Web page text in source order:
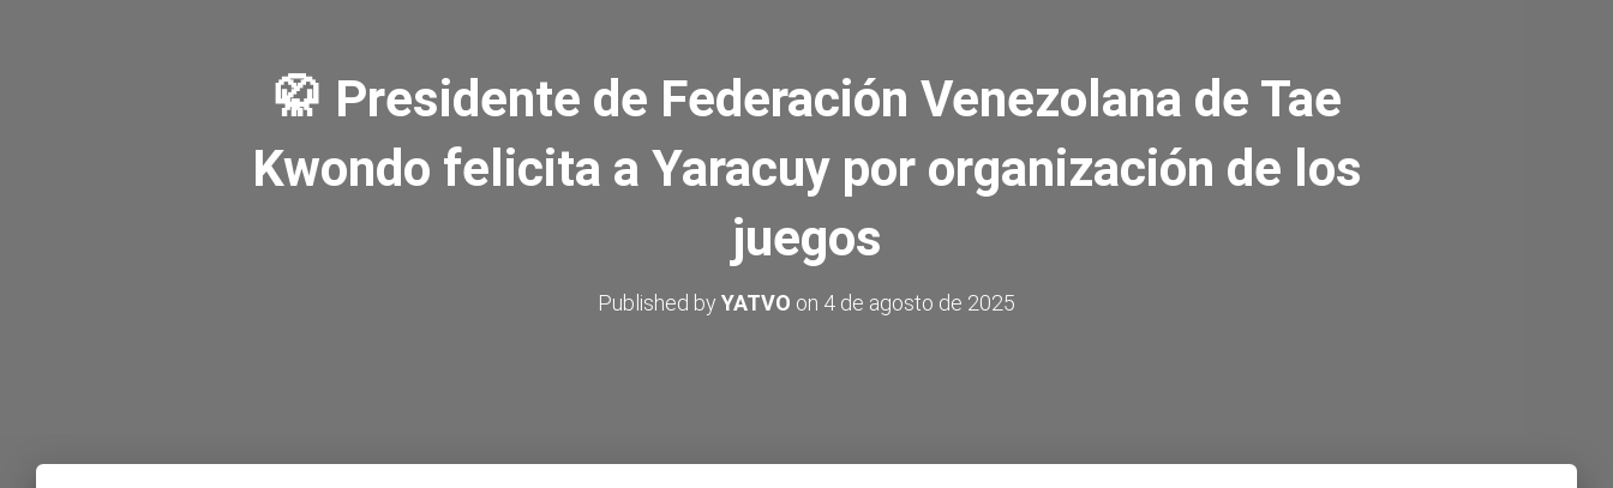
🥋 Presidente de Federación Venezolana de Tae
Kwondo felicita a Yaracuy por organización de los
juegos
Published by YATVO on 4 de agosto de 2025